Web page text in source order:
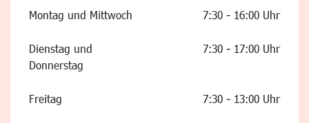
Montag und Mittwoch 7:30 - 16:00 Uhr
Dienstag und
Donnerstag
7:30 - 17:00 Uhr
Freitag 7:30 - 13:00 Uhr